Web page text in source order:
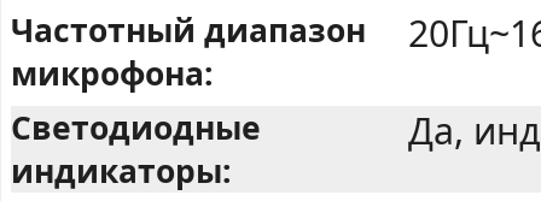
Частотный диапазон
микрофона:
Светодиодные
индикаторы:
Да,